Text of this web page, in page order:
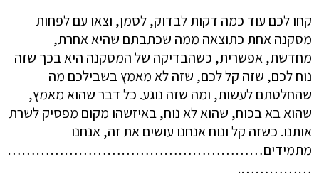
קחו לכם עוד כמה דקות לבדוק, לסמן, וצאו עם לפחות
מסקנה אחת כתוצאה ממה שכתבתם שהיא אחרת,
מחדשת, אפשרית, כשהבדיקה של המסקנה היא בכך שזה
נוח לכם, שזה קל לכם, שזה לא מאמץ בשבילכם מה
שהחלטתם לעשות, ומה שזה נוגע. כל דבר שהוא מאמץ,
שהוא בא בכוח, שהוא לא נוח, באיזשהו מקום מפסיק לשרת
אותנו. כשזה קל ונוח אנחנו עושים את זה, אנחנו
מתמידים………………………………………………
…………….